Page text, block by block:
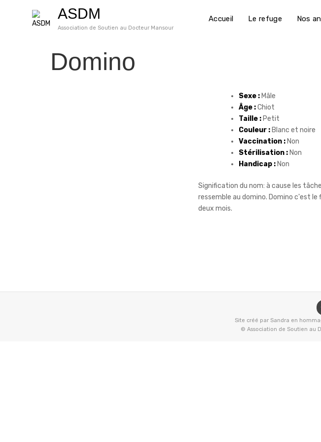
ASDM
Association de Soutien au Docteur Mansour
Accueil Le refuge Nos
Domino
Sexe : Mâle
Âge :Chiot
Taille : Petit
Couleur : Blanc et noire
Vaccination : Non
Stérilisation : Non
Handicap : Non
Signification du nom: à cause les
ressemble au domino. Domino c'est le
deux mois.
Site créé par Sandra en
© Association de Soutien au